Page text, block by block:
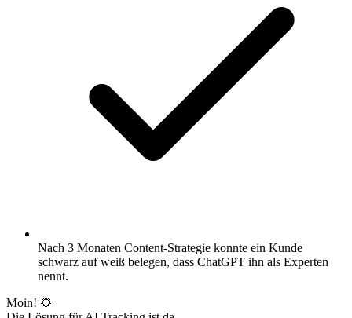
Nach 3 Monaten Content-Strategie konnte ein Kunde
schwarz auf weiß belegen, dass ChatGPT ihn als Experten
nennt.
Moin! 🌻